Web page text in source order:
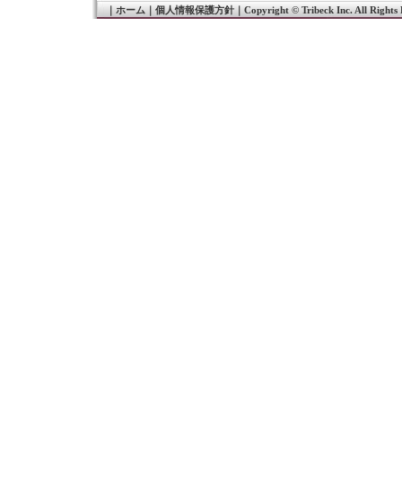
｜ ホーム｜ 個人情報保護方針｜ Copyright © Tribeck Inc. All Rights